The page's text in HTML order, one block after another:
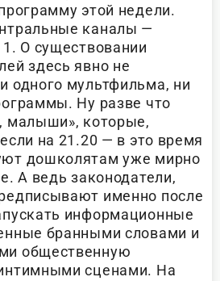
этой недели.
каналы —
О существовании
здесь явно не
одного мультфильма, ни
Ну разве что
малыши», которые,
на 21.20 — в это время
дошколятам уже мирно
А ведь законодатели,
именно после
информационные
бранными словами и
общественную
сценами. На